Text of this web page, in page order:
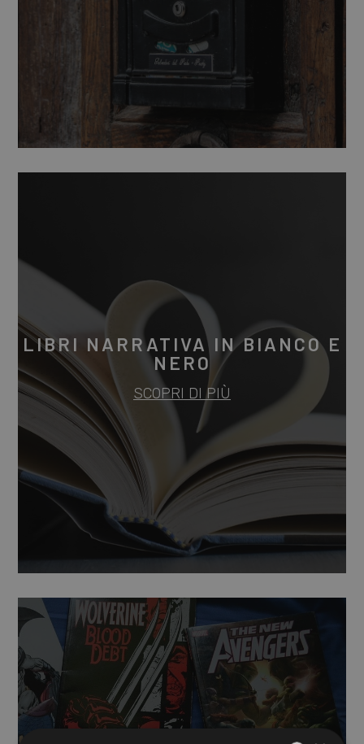
LIBRI NARRATIVA IN BIANCO E
NERO
SCOPRI DI PIÙ